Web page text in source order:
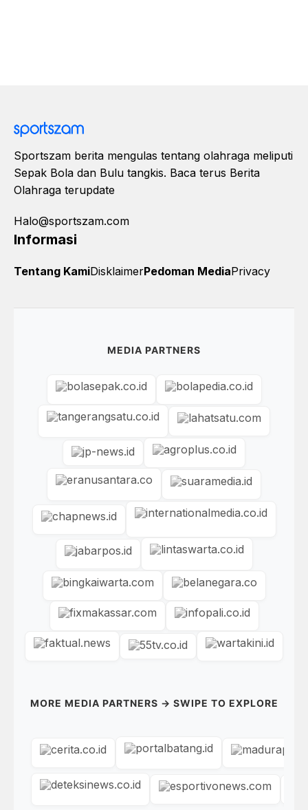
Sportszam berita mengulas tentang olahraga meliputi
Sepak Bola dan Bulu tangkis. Baca terus Berita
Olahraga terupdate
Halo@sportszam.com
Informasi
Tentang KamiDisklaimerPedoman MediaPrivacy
MEDIA PARTNERS
MORE MEDIA PARTNERS → SWIPE TO EXPLORE